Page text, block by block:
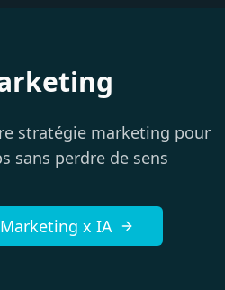
stratégie marketing pour
sans perdre de sens
x IA